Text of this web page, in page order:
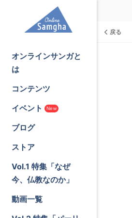
オンラインサンガと
は
コンテンツ
イベント
New
ブログ
ストア
Vol.1 特集「なぜ
今、仏教なのか」
動画一覧
戻る